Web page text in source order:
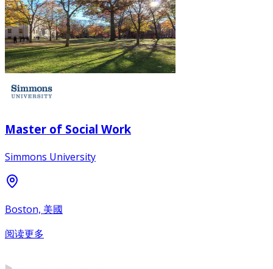
Master of Social Work
Simmons University
Boston, 美國
阅读更多